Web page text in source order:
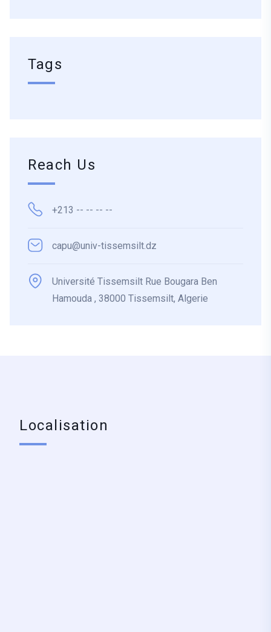
Tags
Reach Us
+213 -- -- -- --
capu@univ-tissemsilt.dz
Université Tissemsilt Rue Bougara Ben
Hamouda , 38000 Tissemsilt, Algerie
Localisation